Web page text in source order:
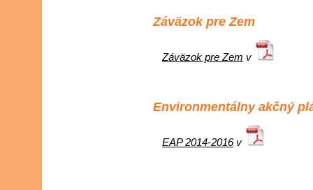
Záväzok pre Zem
Záväzok pre Zem v
Environmentálny akčný
EAP 2014-2016v